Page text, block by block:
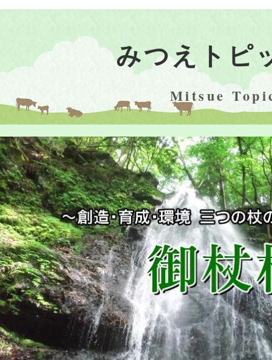
2026年06月28日
御杖村議会
果及び会議
2026年05月21日 村議会・財
2026年05月19日 敷津団地2号
みつえトピ
Mitsue